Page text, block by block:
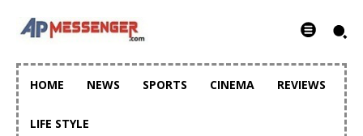
HOME NEWS SPORTS CINEMA REVIEWS
LIFE STYLE